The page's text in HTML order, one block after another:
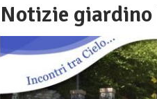
Notizie